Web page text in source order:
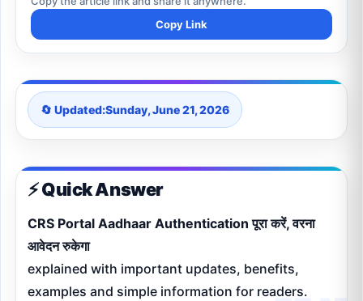
Copy Link
🔄 Updated:Sunday, June 21, 2026
⚡ Quick Answer
CRS Portal Aadhaar Authentication पूरा करें, वरना
आवेदन रुकेगा
explained with important updates, benefits,
examples and simple information for readers.